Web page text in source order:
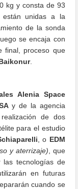
kg y consta de 93
están unidas a la
de la sonda
se encaja con
final, proceso que
.
Alenia Space
y de la agencia
de dos
para el estudio
, o EDM
y aterrizaje) , que
tecnologías de
en futuras
cuando se